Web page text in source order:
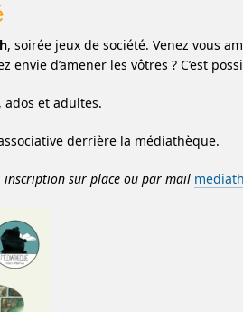
, soirée jeux de société. Venez vous
envie d’amener les vôtres ? C’est
ados et adultes.
derrière la médiathèque.
inscription sur place ou par mail